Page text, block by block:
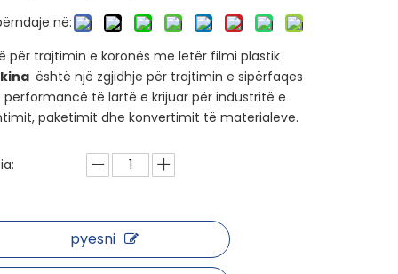
në:
për trajtimin e koronës me letër filmi plastik
është një zgjidhje për trajtimin e sipërfaqes
performancë të lartë e krijuar për industritë e
paketimit dhe konvertimit të materialeve.
pyesni